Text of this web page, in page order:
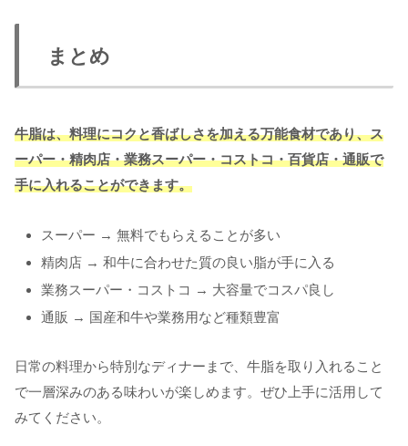
まとめ
牛脂は、料理にコクと香ばしさを加える万能食材であり、ス
ーパー・精肉店・業務スーパー・コストコ・百貨店・通販で
手に入れることができます。
スーパー → 無料でもらえることが多い
精肉店 → 和牛に合わせた質の良い脂が手に入る
業務スーパー・コストコ → 大容量でコスパ良し
通販 → 国産和牛や業務用など種類豊富
日常の料理から特別なディナーまで、牛脂を取り入れること
で一層深みのある味わいが楽しめます。ぜひ上手に活用して
みてください。